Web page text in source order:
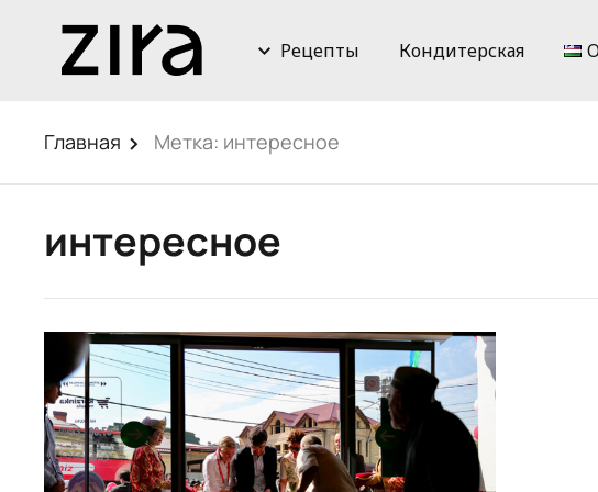
Рецепты Кондитерская
Главная Метка: интересное
интересное